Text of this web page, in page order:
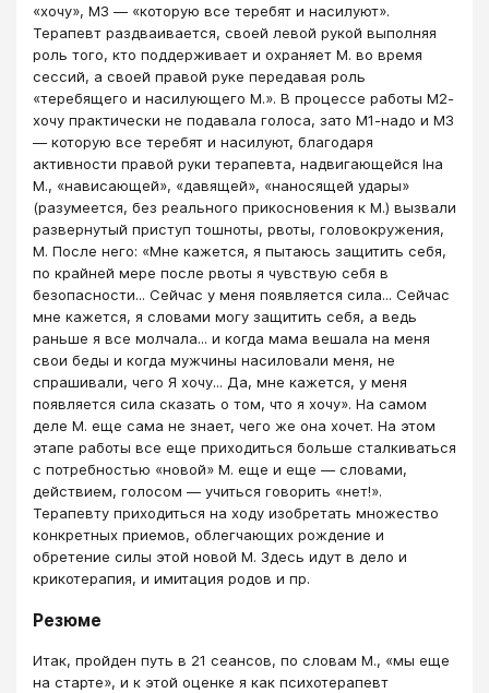
«хочу», МЗ ― «которую все теребят и насилуют».
Терапевт раздваивается, своей левой рукой выполняя
роль того, кто поддерживает и охраняет М. во время
сессий, а своей правой руке передавая роль
«теребящего и насилующего М.». В процессе работы М2-
хочу практически не подавала голоса, зато М1-надо и МЗ
― которую все теребят и насилуют, благодаря
активности правой руки терапевта, надвигающейся Iна
М., «нависающей», «давящей», «наносящей удары»
(разумеется, без реального прикосновения к М.) вызвали
развернутый приступ тошноты, рвоты, головокружения,
М. После него: «Мне кажется, я пытаюсь защитить себя,
по крайней мере после рвоты я чувствую себя в
безопасности... Сейчас у меня появляется сила... Сейчас
мне кажется, я словами могу защитить себя, а ведь
раньше я все молчала... и когда мама вешала на меня
свои беды и когда мужчины насиловали меня, не
спрашивали, чего Я хочу... Да, мне кажется, у меня
появляется сила сказать о том, что я хочу». На самом
деле М. еще сама не знает, чего же она хочет. На этом
этапе работы все еще приходиться больше сталкиваться
с потребностью «новой» М. еще и еще ― словами,
действием, голосом ― учиться говорить «нет!».
Терапевту приходиться на ходу изобретать множество
конкретных приемов, облегчающих рождение и
обретение силы этой новой М. Здесь идут в дело и
крикотерапия, и имитация родов и пр.
Резюме
Итак, пройден путь в 21 сеансов, по словам М., «мы еще
на старте», и к этой оценке я как психотерапевт